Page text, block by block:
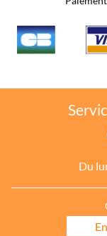
Je
« astronaute ».
Pour consulter
Du